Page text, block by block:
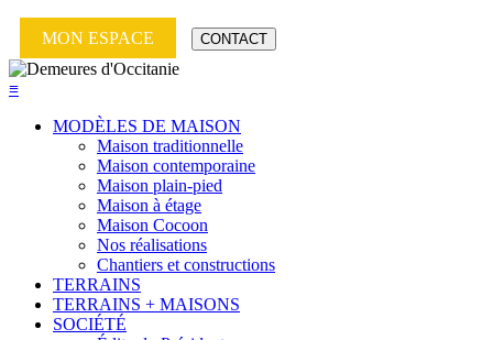
MON ESPACE CONTACT
≡
MODÈLES DE MAISON
Maison traditionnelle
Maison contemporaine
Maison plain-pied
Maison à étage
Maison Cocoon
Nos réalisations
Chantiers et constructions
TERRAINS
TERRAINS + MAISONS
SOCIÉTÉ